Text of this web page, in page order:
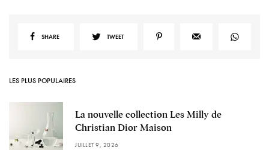
SHARE TWEET
LES PLUS POPULAIRES
La nouvelle collection Les Milly de
Christian Dior Maison
JUILLET 9, 2026